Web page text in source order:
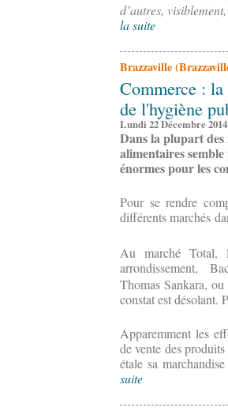
d’autres,
la suite
Brazzaville
Commerce : la
de l'hygiène
Lundi 22 Décembre
Dans la plupart des
alimentaires
énormes pour les
Pour se rendre
différents marchés
Au marché Total,
arrondissement,
Thomas Sankara,
constat est désolant.
Apparemment les
de vente des
étale sa
suite